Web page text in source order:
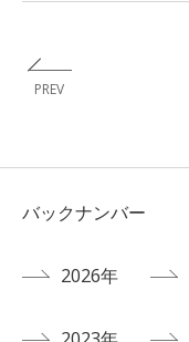
PREV
バックナンバー
2026年